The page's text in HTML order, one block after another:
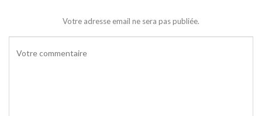
Votre adresse email ne sera pas publiée.